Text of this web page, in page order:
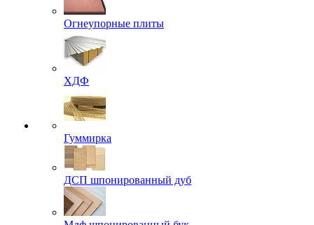
Огнеупорные плиты
ХДФ
Гуммирка
ДСП шпонированный дуб